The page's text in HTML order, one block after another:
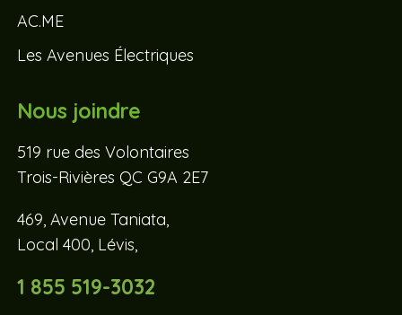
AC.ME
Les Avenues Électriques
Nous joindre
519 rue des Volontaires
Trois-Rivières QC G9A 2E7
469, Avenue Taniata,
Local 400, Lévis,
1 855 519-3032